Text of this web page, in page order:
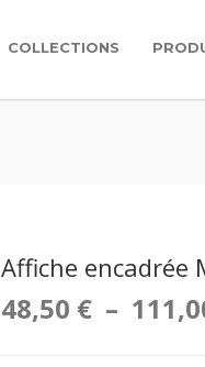
COLLECTIONS
Affiche encadrée
48,50 € –